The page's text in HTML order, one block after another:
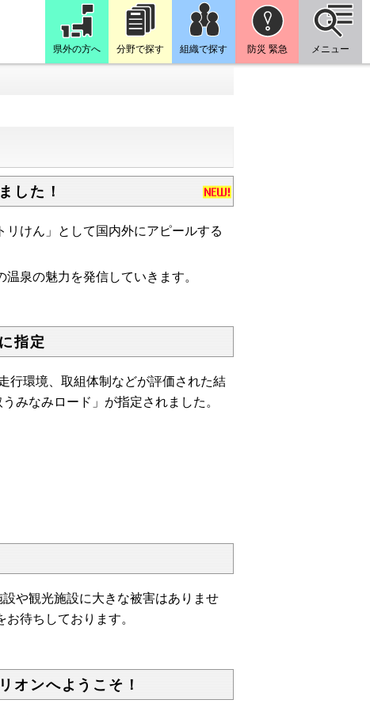
県外の方へ 分野で探す 組織で探す 防災 緊急 メニュー
した！
けん」として国内外にアピールする
泉の魅力を発信していきます。
指定
行環境、取組体制などが評価された結
みなみロード」が指定されました。
や観光施設に大きな被害はありませ
待ちしております。
オンへようこそ！